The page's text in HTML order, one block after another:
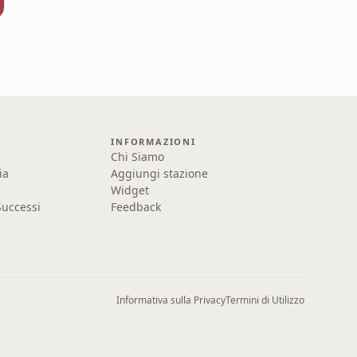
INFORMAZIONI
Chi Siamo
Aggiungi stazione
Widget
Feedback
Informativa sulla PrivacyTermini di Utilizzo